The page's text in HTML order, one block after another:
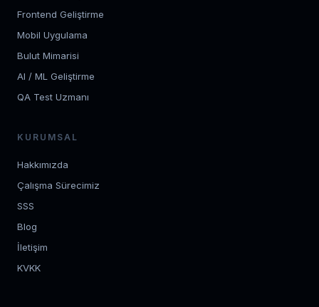
Frontend Geliştirme
Mobil Uygulama
Bulut Mimarisi
AI / ML Geliştirme
QA Test Uzmanı
KURUMSAL
Hakkımızda
Çalışma Sürecimiz
SSS
Blog
İletişim
KVKK